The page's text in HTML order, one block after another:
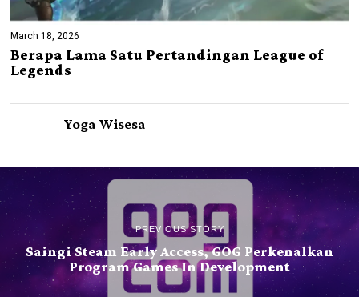
March 18, 2026
Berapa Lama Satu Pertandingan League of
Legends
Yoga Wisesa
PREVIOUS STORY
Saingi Steam Early Access, GOG Perkenalkan
Program Games In Development